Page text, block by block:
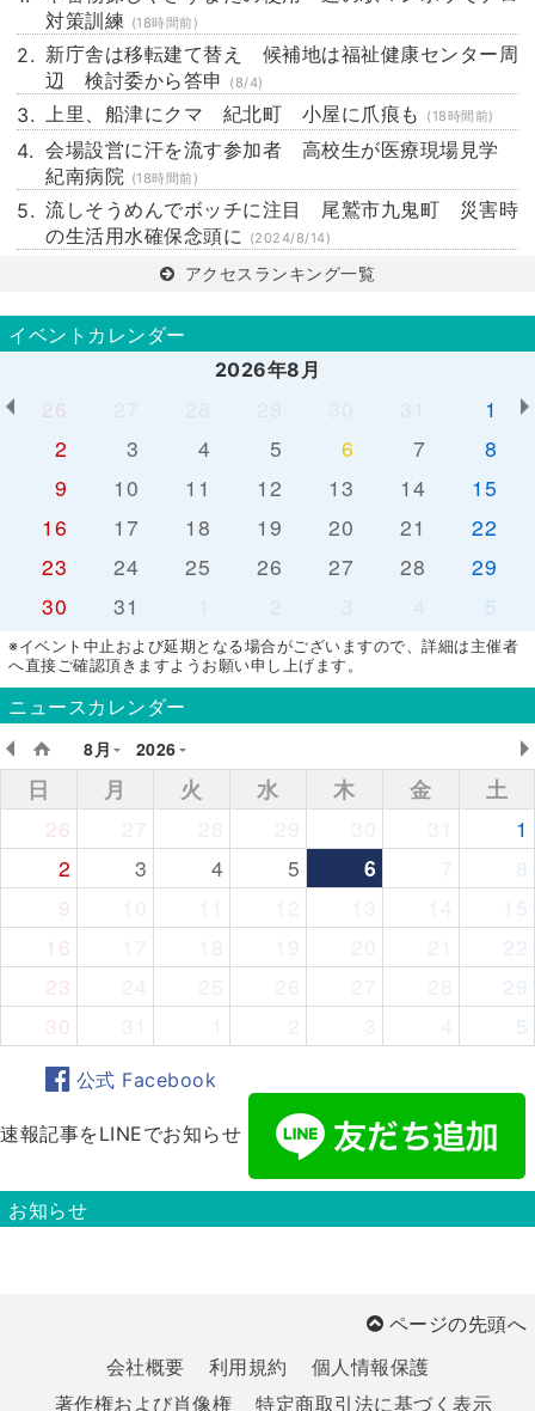
対策訓練 (18時間前)
新庁舎は移転建て替え 候補地は福祉健康センター周
辺 検討委から答申
(8/4)
上里、船津にクマ 紀北町 小屋に爪痕も (18時間前)
会場設営に汗を流す参加者 高校生が医療現場見学
紀南病院 (18時間前)
流しそうめんでボッチに注目 尾鷲市九鬼町 災害時
の生活用水確保念頭に (2024/8/14)
アクセスランキング一覧
イベントカレンダー
2026年8月
26
1
2
3 4 5 6 7
8
9
10 11 12 13 14
15
16
17 18 19 20 21
22
23
24 25 26 27 28
29
30
31 5
※イベント中止および延期となる場合がございますので、詳細は主催者
へ直接ご確認頂きますようお願い申し上げます。
ニュースカレンダー
8月
2026
日 月 火 水 木 金
土
26
1
2
3 4 5 6
8
9
15
16
22
23
29
30
5
公式 Facebook
速報記事をLINEでお知らせ
お知らせ
ページの先頭へ
会社概要
利用規約
個人情報保護
著作権および肖像権
特定商取引法に基づく表示